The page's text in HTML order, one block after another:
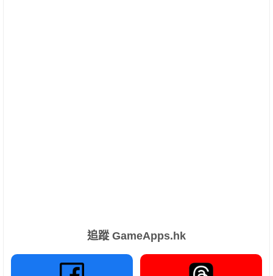
追蹤 GameApps.hk